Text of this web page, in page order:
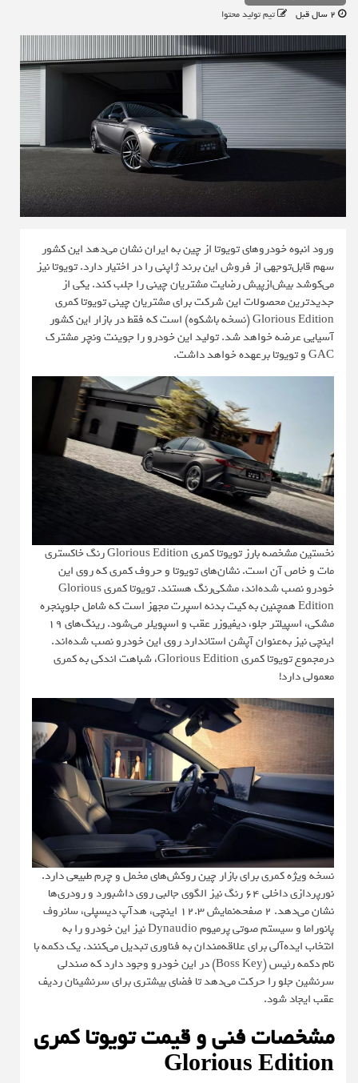
تیم تولید محتوا
ورود انبوه خودروهای تویوتا از چین به ایران نشان می‌دهد این کشور
سهم قابل‌توجهی از فروش این برند ژاپنی را در اختیار دارد. تویوتا نیز
می‌کوشد بیش‌ازپیش‌ رضایت مشتریان چینی را جلب کند. یکی از
جدیدترین محصولات این شرکت برای مشتریان چینی تویوتا کمری
Glorious Edition (نسخه باشکوه) است که فقط در بازار این کشور
آسیایی عرضه خواهد شد. تولید این خودرو را جوینت ونچر مشترک
GAC و تویوتا برعهده خواهد داشت.
نخستین مشخصه بارز تویوتا کمری Glorious Edition رنگ خاکستری
مات و خاص آن است. نشان‌های تویوتا و حروف کمری که روی این
خودرو نصب شده‌اند، مشکی‌رنگ هستند. تویوتا کمری Glorious
Edition همچنین به کیت بدنه اسپرت مجهز است که شامل جلوپنجره
مشکی، اسپیلتر جلو، دیفیوزر عقب و اسپویلر می‌شود. رینگ‌های 19
اینچی نیز به‌عنوان آپشن استاندارد روی این خودرو نصب شده‌اند.
درمجموع تویوتا کمری Glorious Edition، شباهت اندکی به کمری
معمولی دارد!
نسخه ویژه کمری برای بازار چین روکش‌های مخمل و چرم طبیعی دارد.
نورپردازی داخلی 64 رنگ نیز الگوی جالبی روی داشبورد و رودری‌ها
نشان می‌دهد. 2 صفحه‌نمایش 12.3 اینچی، هدآپ دیسپلی، سانروف
پانوراما و سیستم صوتی پرمیوم Dynaudio نیز این خودرو را به
انتخاب ایده‌آلی برای علاقه‌مندان به فناوری تبدیل می‌کنند. یک دکمه با
نام دکمه رئیس (ِBoss Key) در این خودرو وجود دارد که صندلی
سرنشین جلو را حرکت می‌دهد تا فضای بیشتری برای سرنشینان ردیف
عقب ایجاد شود.
مشخصات فنی و قیمت تویوتا کمری
Glorious Edition